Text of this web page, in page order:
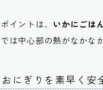
ポイントは、 いかにごは
では中心部の熱がなかな
おにぎりを素早く安